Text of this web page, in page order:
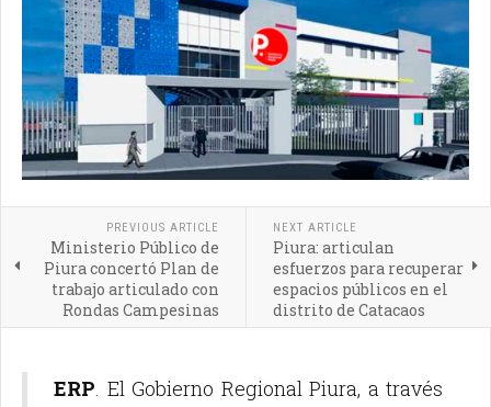
PREVIOUS ARTICLE
Ministerio Público de
Piura concertó Plan de
trabajo articulado con
Rondas Campesinas
NEXT ARTICLE
Piura: articulan
esfuerzos para recuperar
espacios públicos en el
distrito de Catacaos
ERP. El Gobierno Regional Piura, a través